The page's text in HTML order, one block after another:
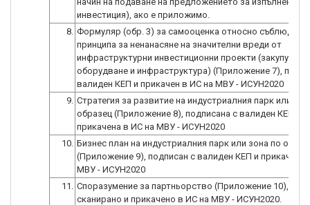
инвестиция), ако е приложимо.
8. Формуляр (обр. 3) за самооценка относно
принципа за ненанасяне на значителни вреди от
инфраструктурни инвестиционни проекти (закупуване
оборудване и инфраструктура) (Приложение 7),
валиден КЕП и прикачен в ИС на МВУ - ИСУН2020
9. Стратегия за развитие на индустриалния парк или
образец (Приложение 8), подписана с валиден КЕП и
прикачена в ИС на МВУ - ИСУН2020
10. Бизнес план на индустриалния парк или зона по
(Приложение 9), подписан с валиден КЕП и прикачен
МВУ - ИСУН2020
11. Споразумение за партньорство (Приложение 10),
сканирано и прикачено в ИС на МВУ - ИСУН2020.